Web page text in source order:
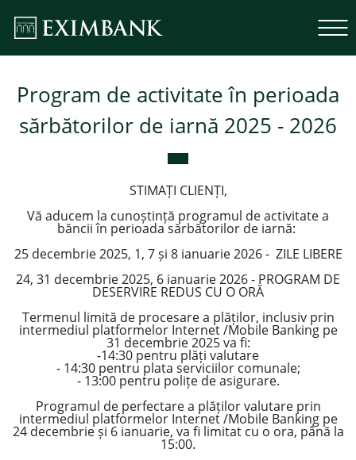
Потребительские кредиты
Ипотечные кредиты
Program de activitate în perioada
sărbătorilor de iarnă 2025 - 2026
STIMAȚI CLIENȚI,
Vă aducem la cunoștință programul de activitate a
băncii în perioada sărbătorilor de iarnă:
25 decembrie 2025, 1, 7 și 8 ianuarie 2026 - ZILE LIBERE
24, 31 decembrie 2025, 6 ianuarie 2026 - PROGRAM DE
DESERVIRE REDUS CU O ORĂ
Termenul limită de procesare a plăților, inclusiv prin
intermediul platformelor Internet /Mobile Banking pe
31 decembrie 2025 va fi:
-14:30 pentru plăți valutare
- 14:30 pentru plata serviciilor comunale;
- 13:00 pentru polițe de asigurare.
Programul de perfectare a plăților valutare prin
intermediul platformelor Internet /Mobile Banking pe
24 decembrie și 6 ianuarie, va fi limitat cu o ora, până la
15:00.